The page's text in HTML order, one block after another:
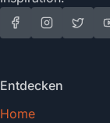
Entdecken
Home